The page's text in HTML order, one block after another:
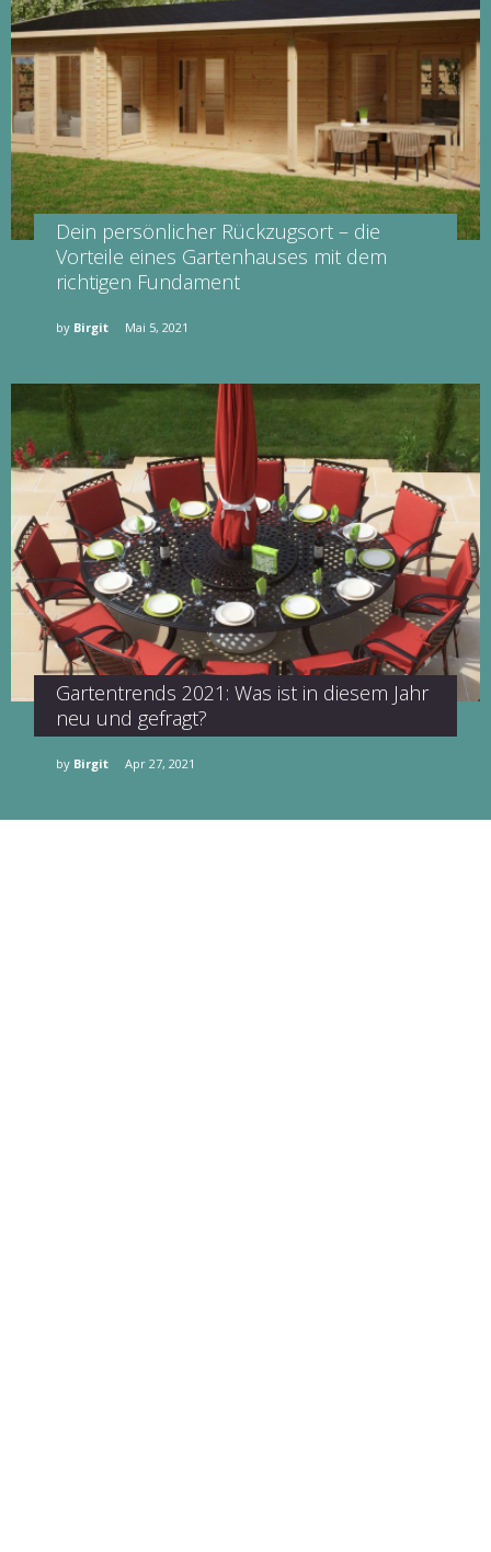
Dein persönlicher Rückzugsort – die
Vorteile eines Gartenhauses mit dem
richtigen Fundament
by Birgit Mai 5, 2021
Gartentrends 2021: Was ist in diesem Jahr
neu und gefragt?
by Birgit Apr 27, 2021